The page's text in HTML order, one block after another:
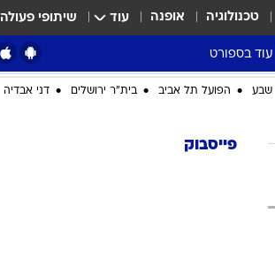
טכנולוגיה אופנה עוד שיתופי פעולה
עוד בספורט
מונדיאל 2026
טבלאות
שבע הפועל תל אביב בית"ר ירושלים דני אבדיה
פייסבוק